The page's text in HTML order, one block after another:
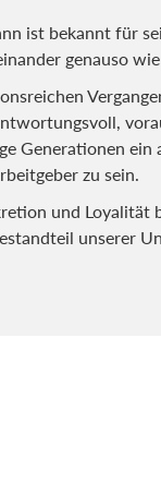
ist bekannt für
genauso
ein
zu sein.
und Loyalität
unserer